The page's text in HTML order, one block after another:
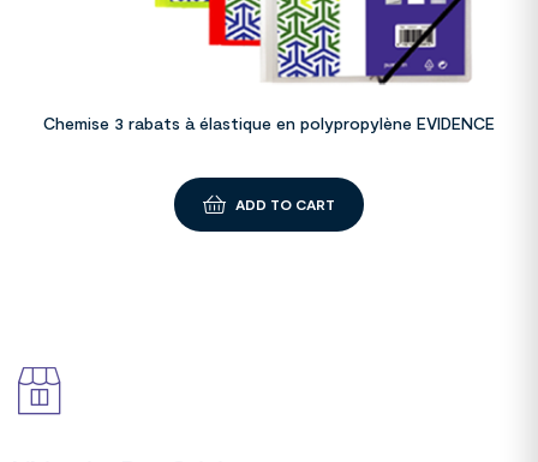
Chemise 3 rabats à élastique en polypropylène EVIDENCE
ADD TO CART